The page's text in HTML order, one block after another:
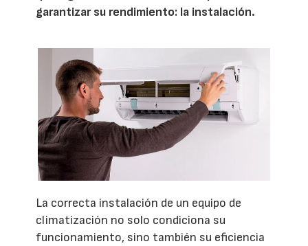
garantizar su rendimiento: la instalación.
La correcta instalación de un equipo de
climatización no solo condiciona su
funcionamiento, sino también su eficiencia